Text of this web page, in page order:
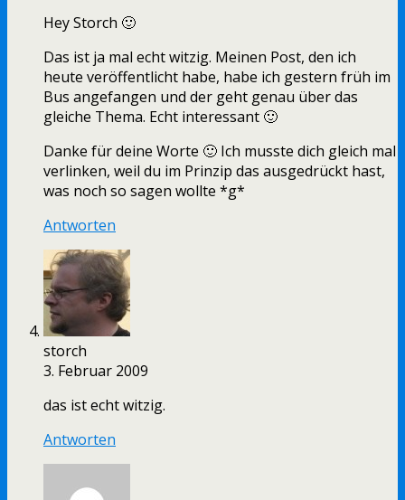
Hey Storch 🙂
Das ist ja mal echt witzig. Meinen Post, den ich
heute veröffentlicht habe, habe ich gestern früh im
Bus angefangen und der geht genau über das
gleiche Thema. Echt interessant 🙂
Danke für deine Worte 🙂 Ich musste dich gleich mal
verlinken, weil du im Prinzip das ausgedrückt hast,
was noch so sagen wollte *g*
Antworten
storch
3. Februar 2009
das ist echt witzig.
Antworten